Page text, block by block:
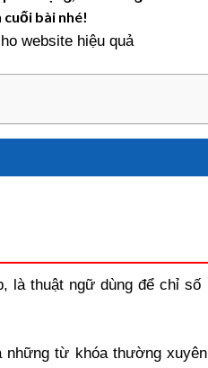
bài nhé!
là thuật ngữ dùng để chỉ
từ khóa thường